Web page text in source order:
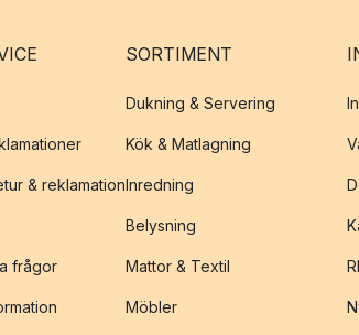
& reklamation
frågor
SORTIMENT
Dukning & Servering
Kök & Matlagning
Inredning
Belysning
Mattor & Textil
Möbler